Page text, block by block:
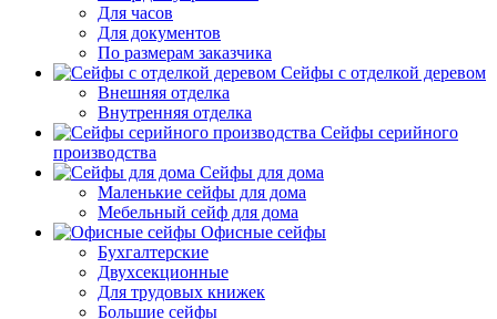
Для часов
Для документов
По размерам заказчика
Сейфы с отделкой деревом
Внешняя отделка
Внутренняя отделка
Сейфы серийного
производства
Сейфы для дома
Маленькие сейфы для дома
Мебельный сейф для дома
Офисные сейфы
Бухгалтерские
Двухсекционные
Для трудовых книжек
Большие сейфы